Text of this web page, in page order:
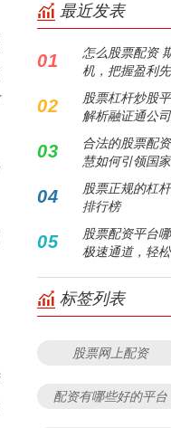
最近发表
01
怎么股票配资
机，把握盈利
02
股票杠杆炒股
解析融证通公
03
合法的股票配
慧如何引领国
04
股票正规的杠
排行榜
05
股票配资平台
极速通道，轻
标签列表
股票网上配资
配资有哪些好的平台